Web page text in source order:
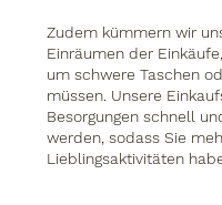
Zudem kümmern wir
Einräumen der
um schwere Taschen
müssen. Unsere
Besorgungen schnell
werden, sodass Sie
Lieblingsaktivitäten